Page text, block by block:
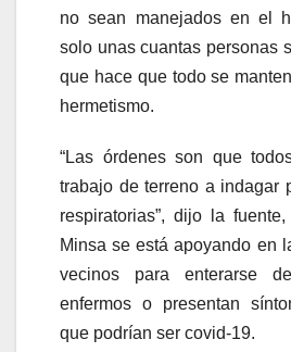
no sean manejados en el
solo unas cuantas personas
que hace que todo se
hermetismo.
“Las órdenes son que
trabajo de terreno a indagar
respiratorias”, dijo la
Minsa se está apoyando en
vecinos para enterarse
enfermos o presentan
que podrían ser covid-19.